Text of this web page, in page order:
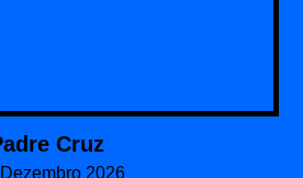
Cruz
2026